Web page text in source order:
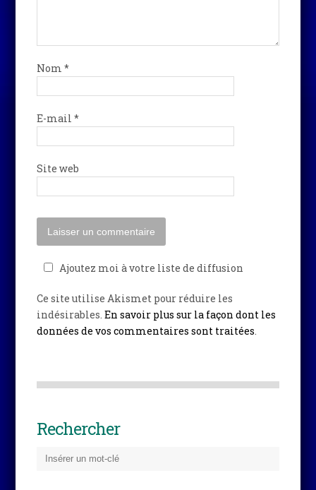
Nom*
E-mail*
Site web
Ajoutez moi à votre liste de diffusion
Ce site utilise Akismet pour réduire les
indésirables.En savoir plus sur la façon dont les
données de vos commentaires sont traitées.
Rechercher